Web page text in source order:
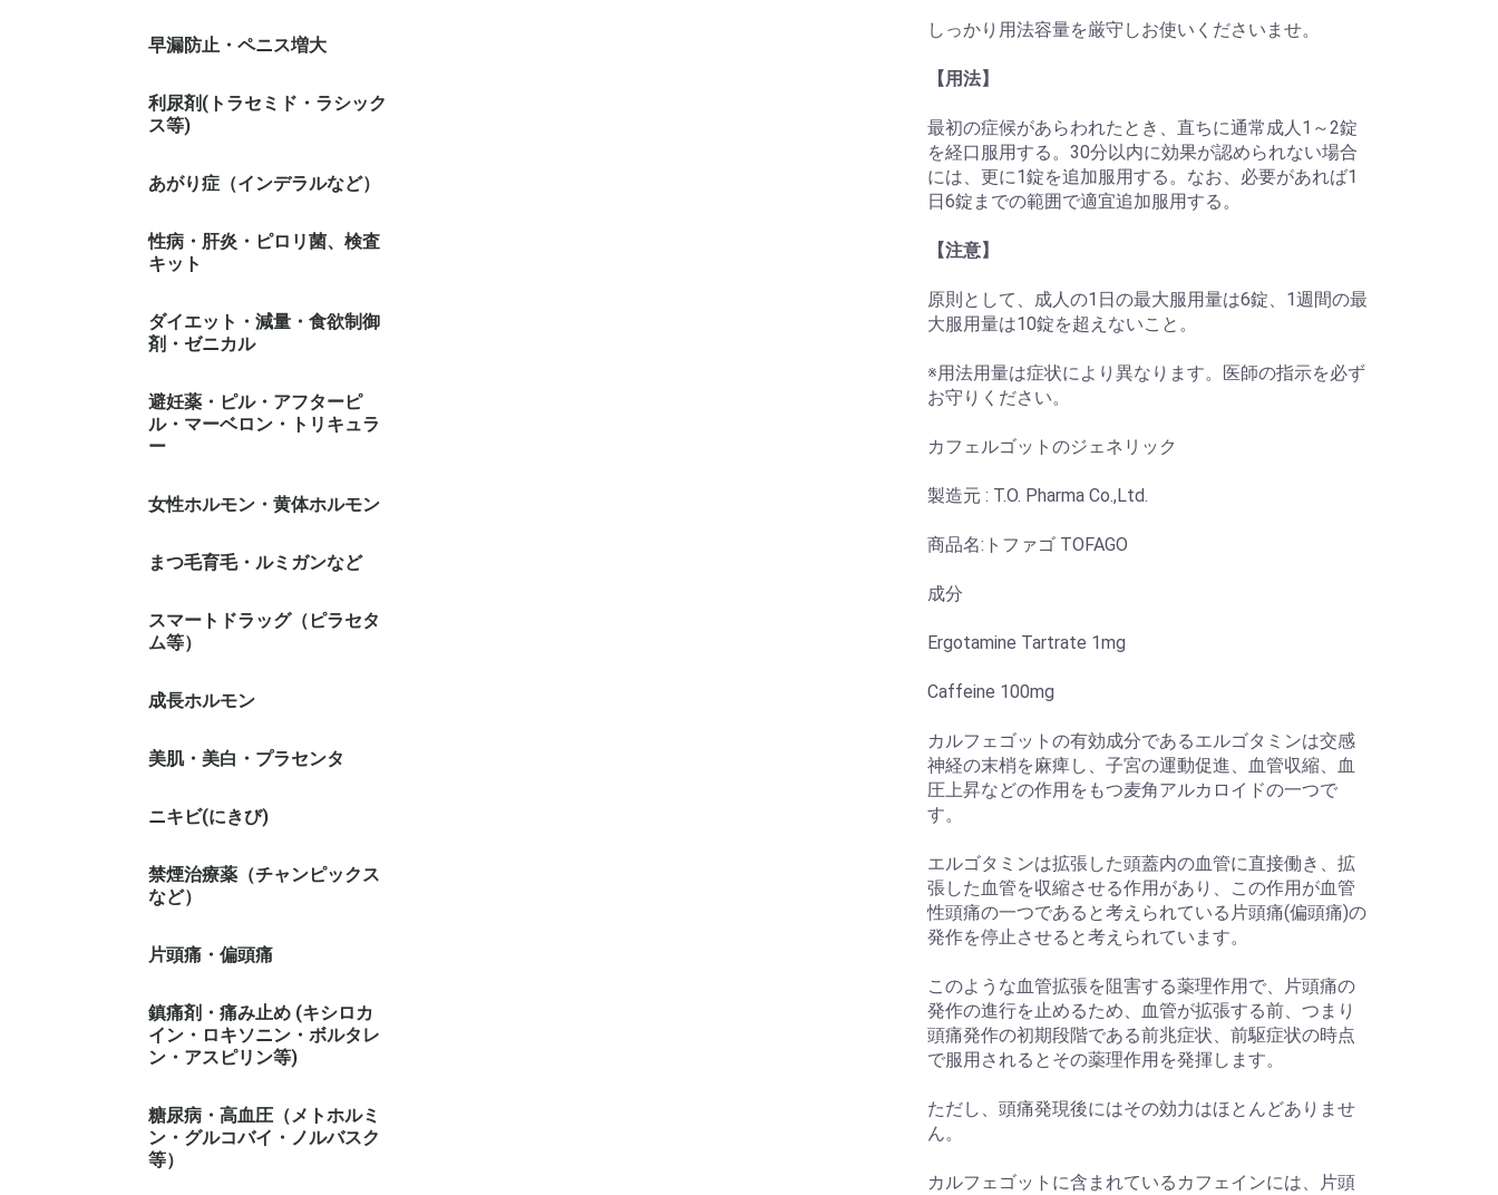
早漏防止・ペニス増大
利尿剤(トラセミド・ラシック
ス等)
あがり症（インデラルなど）
性病・肝炎・ピロリ菌、検査
キット
ダイエット・減量・食欲制御
剤・ゼニカル
避妊薬・ピル・アフターピ
ル・マーベロン・トリキュラ
ー
女性ホルモン・黄体ホルモン
まつ毛育毛・ルミガンなど
スマートドラッグ（ピラセタ
ム等）
成長ホルモン
美肌・美白・プラセンタ
ニキビ(にきび)
禁煙治療薬（チャンピックス
など）
片頭痛・偏頭痛
鎮痛剤・痛み止め (キシロカ
イン・ロキソニン・ボルタレ
ン・アスピリン等)
糖尿病・高血圧（メトホルミ
ン・グルコバイ・ノルバスク
等）
しっかり用法容量を厳守しお使いくださいませ。
【用法】
最初の症候があらわれたとき、直ちに通常成人1～2錠
を経口服用する。30分以内に効果が認められない場合
には、更に1錠を追加服用する。なお、必要があれば1
日6錠までの範囲で適宜追加服用する。
【注意】
原則として、成人の1日の最大服用量は6錠、1週間の最
大服用量は10錠を超えないこと。
※用法用量は症状により異なります。医師の指示を必ず
お守りください。
カフェルゴットのジェネリック
製造元 : T.O. Pharma Co.,Ltd.
商品名:トファゴ TOFAGO
成分
Ergotamine Tartrate 1mg
Caffeine 100mg
カルフェゴットの有効成分であるエルゴタミンは交感
神経の末梢を麻痺し、子宮の運動促進、血管収縮、血
圧上昇などの作用をもつ麦角アルカロイドの一つで
す。
エルゴタミンは拡張した頭蓋内の血管に直接働き、拡
張した血管を収縮させる作用があり、この作用が血管
性頭痛の一つであると考えられている片頭痛(偏頭痛)の
発作を停止させると考えられています。
このような血管拡張を阻害する薬理作用で、片頭痛の
発作の進行を止めるため、血管が拡張する前、つまり
頭痛発作の初期段階である前兆症状、前駆症状の時点
で服用されるとその薬理作用を発揮します。
ただし、頭痛発現後にはその効力はほとんどありませ
ん。
カルフェゴットに含まれているカフェインには、片頭